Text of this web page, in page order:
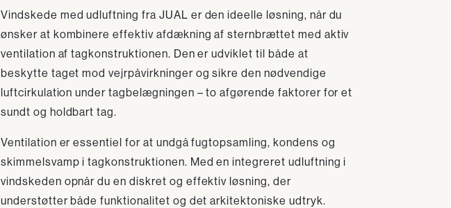
Vindskede med udluftning fra JUAL er den ideelle løsning, når du
ønsker at kombinere effektiv afdækning af sternbrættet med aktiv
ventilation af tagkonstruktionen. Den er udviklet til både at
beskytte taget mod vejrpåvirkninger og sikre den nødvendige
luftcirkulation under tagbelægningen – to afgørende faktorer for et
sundt og holdbart tag.
Ventilation er essentiel for at undgå fugtopsamling, kondens og
skimmelsvamp i tagkonstruktionen. Med en integreret udluftning i
vindskeden opnår du en diskret og effektiv løsning, der
understøtter både funktionalitet og det arkitektoniske udtryk.